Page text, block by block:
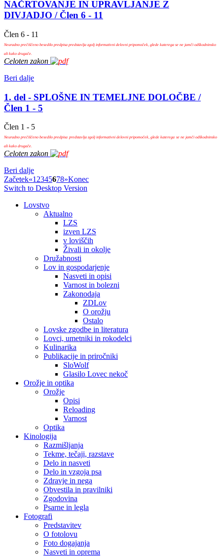
NAČRTOVANJE IN UPRAVLJANJE Z
DIVJADJO / Člen 6 - 11
Člen 6 - 11
Neuradno prečiščeno besedilo predpisa predstavlja zgolj informativni delovni pripomoček, glede katerega se ne jamči odškodninsko
ali kako drugače.
Celoten zakon
Beri dalje
1. del - SPLOŠNE IN TEMELJNE DOLOČBE /
Člen 1 - 5
Člen 1 - 5
Neuradno prečiščeno besedilo predpisa predstavlja zgolj informativni delovni pripomoček, glede katerega se ne jamči odškodninsko
ali kako drugače.
Celoten zakon
Beri dalje
Začetek«1 2345678»Konec
Switch to Desktop Version
Lovstvo
Aktualno
LZS
izven LZS
v loviščih
Živali in okolje
Družabnosti
Lov in gospodarjenje
Nasveti in opisi
Varnost in bolezni
Zakonodaja
ZDLov
O orožju
Ostalo
Lovske zgodbe in literatura
Lovci, umetniki in rokodelci
Kulinarika
Publikacije in priročniki
SloWolf
Glasilo Lovec nekoč
Orožje in optika
Orožje
Opisi
Reloading
Varnost
Optika
Kinologija
Razmišljanja
Tekme, tečaji, razstave
Delo in nasveti
Delo in vzgoja psa
Zdravje in nega
Obvestila in pravilniki
Zgodovina
Psarne in legla
Fotografi
Predstavitev
O fotolovu
Foto dogajanja
Nasveti in oprema